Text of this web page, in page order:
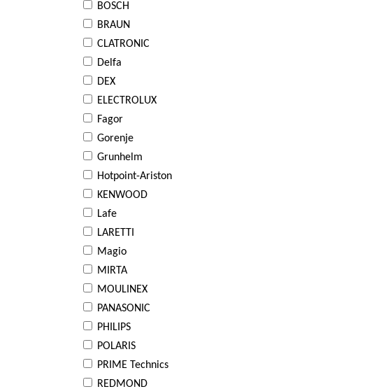
BOSCH
BRAUN
CLATRONIC
Delfa
DEX
ELECTROLUX
Fagor
Gorenje
Grunhelm
Hotpoint-Ariston
KENWOOD
Lafe
LARETTI
Magio
MIRTA
MOULINEX
PANASONIC
PHILIPS
POLARIS
PRIME Technics
REDMOND